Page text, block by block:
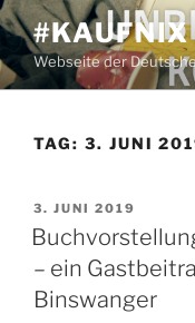
Zum
Inhalt
springen
#KAUFNIX
Webseite der
TAG: 3. JUNI
VERÖFFENTLICHT
AM
3. JUNI 2019
– ein
Binswanger